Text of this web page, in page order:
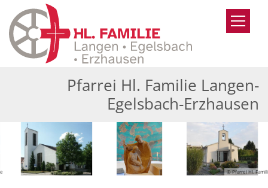
Zum Inhalt springen
Pfarrei Hl. Familie Langen-
Egelsbach-Erzhausen
© Pfarrei Hl. Familie